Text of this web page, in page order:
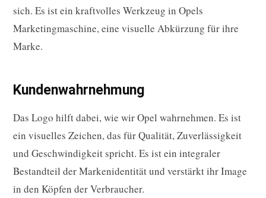
sich. Es ist ein kraftvolles Werkzeug in Opels
Marketingmaschine, eine visuelle Abkürzung für ihre
Marke.
Kundenwahrnehmung
Das Logo hilft dabei, wie wir Opel wahrnehmen. Es ist
ein visuelles Zeichen, das für Qualität, Zuverlässigkeit
und Geschwindigkeit spricht. Es ist ein integraler
Bestandteil der Markenidentität und verstärkt ihr Image
in den Köpfen der Verbraucher.